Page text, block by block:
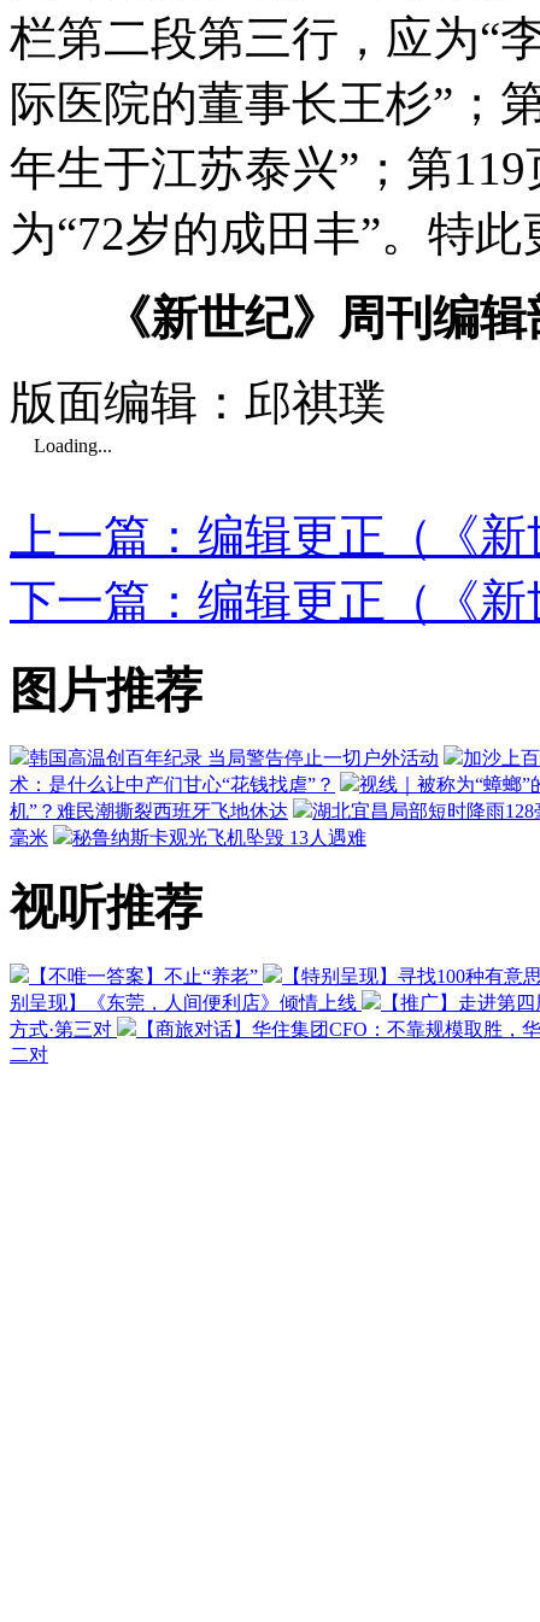
栏第二段第三行，应为“
际医院的董事长王杉”；
年生于江苏泰兴”；第
为“72岁的成田丰”。特
《新世纪》周刊编辑
版面编辑：邱祺璞
Loading...
上一篇：编辑更正（《
下一篇：编辑更正（《
图片推荐
韩国高温创百年纪录 当局警告停止一切户外活动
加沙上
术：是什么让中产们甘心“花钱找虐”？
视线｜被称为“蟑螂
机”？难民潮撕裂西班牙飞地休达
湖北宜昌局部短时降雨
毫米
秘鲁纳斯卡观光飞机坠毁 13人遇难
视听推荐
【不唯一答案】不止“养老”
【特别呈现】寻找100种有意
别呈现】《东莞，人间便利店》倾情上线
【推广】走进第
方式·第三对
【商旅对话】华住集团CFO：不靠规模取胜，
二对